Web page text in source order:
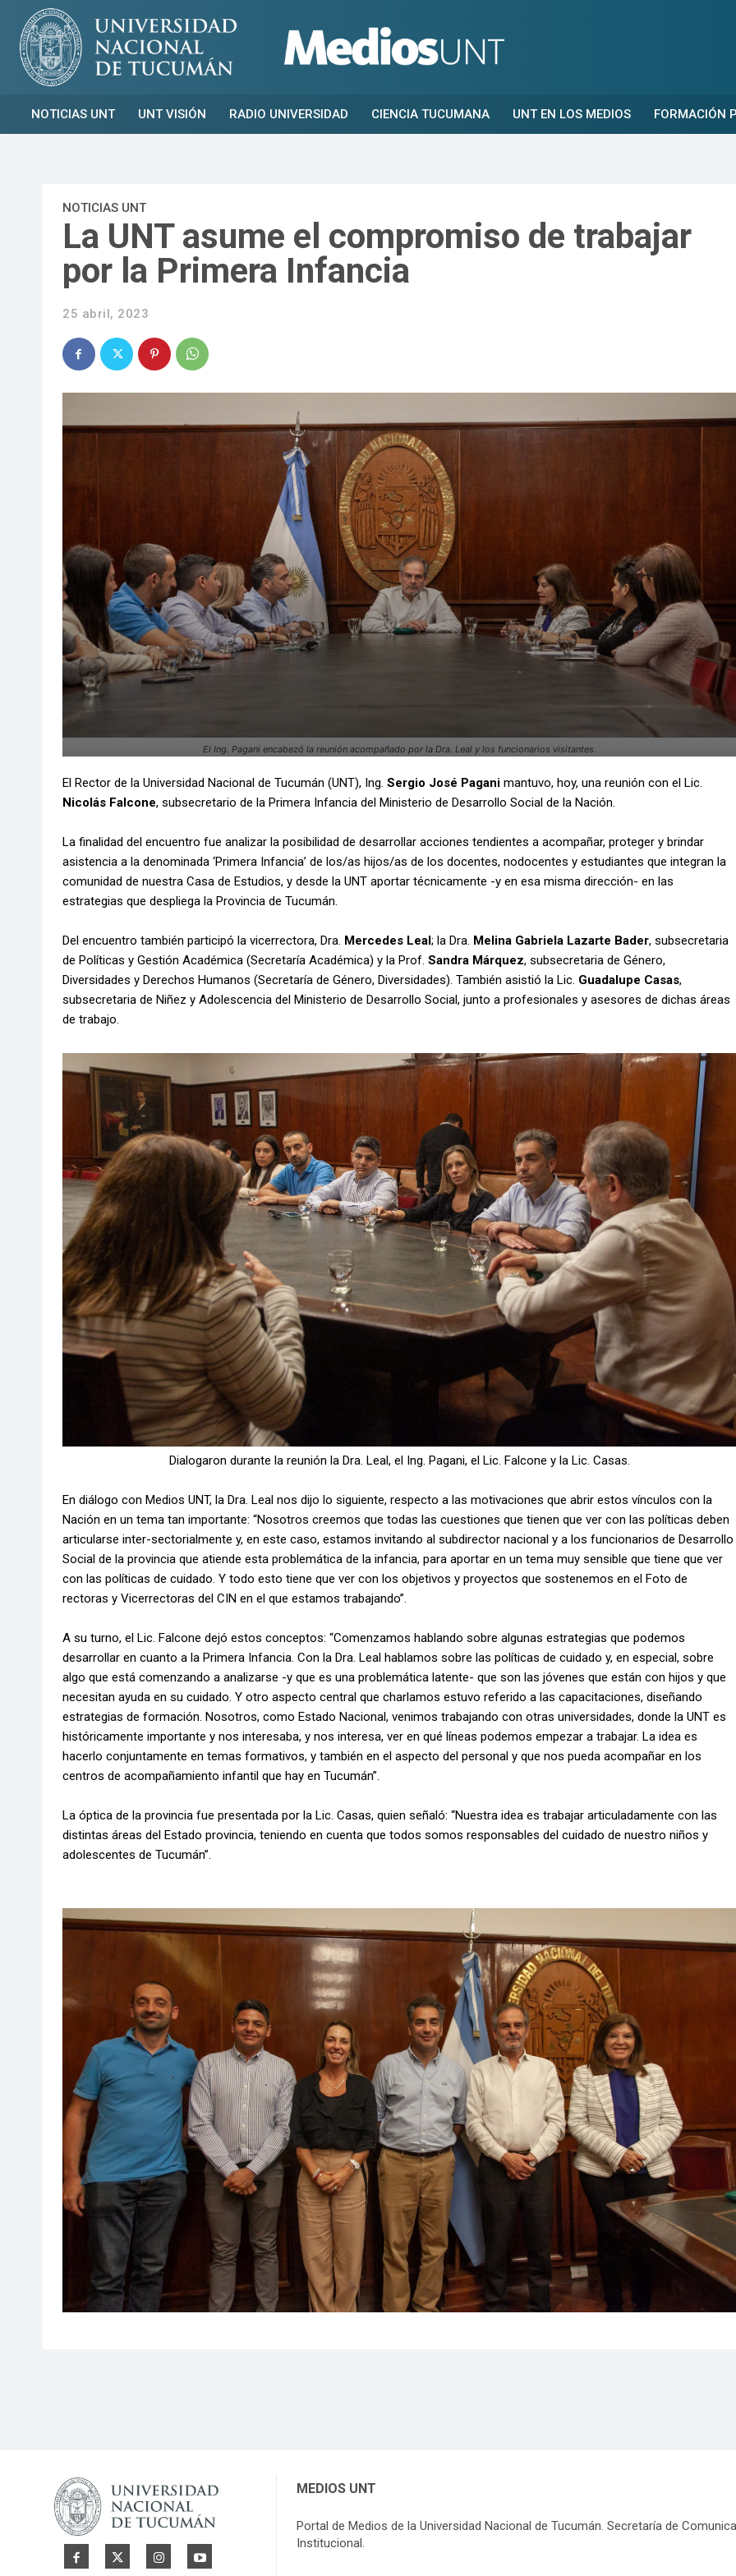
NOTICIAS UNT UNT VISIÓN RADIO UNIVERSIDAD CIENCIA TUCUMANA UNT EN LOS MEDIOS FORMACIÓN
NOTICIAS UNT
La UNT asume el compromiso de trabajar
por la Primera Infancia
25 abril, 2023
El Ing. Pagani encabezó la reunión acompañado por la Dra. Leal y los funcionarios visitantes.
El Rector de la Universidad Nacional de Tucumán (UNT), Ing. Sergio José Pagani mantuvo, hoy, una reunión con el Lic.
Nicolás Falcone, subsecretario de la Primera Infancia del Ministerio de Desarrollo Social de la Nación.
La finalidad del encuentro fue analizar la posibilidad de desarrollar acciones tendientes a acompañar, proteger y brindar
asistencia a la denominada ‘Primera Infancia’ de los/as hijos/as de los docentes, nodocentes y estudiantes que integran la
comunidad de nuestra Casa de Estudios, y desde la UNT aportar técnicamente -y en esa misma dirección- en las
estrategias que despliega la Provincia de Tucumán.
Del encuentro también participó la vicerrectora, Dra. Mercedes Leal ; la Dra. Melina Gabriela Lazarte Bader, subsecretaria
de Políticas y Gestión Académica (Secretaría Académica) y la Prof. Sandra Márquez, subsecretaria de Género,
Diversidades y Derechos Humanos (Secretaría de Género, Diversidades). También asistió la Lic. Guadalupe Casas,
subsecretaria de Niñez y Adolescencia del Ministerio de Desarrollo Social, junto a profesionales y asesores de dichas áreas
de trabajo.
Dialogaron durante la reunión la Dra. Leal, el Ing. Pagani, el Lic. Falcone y la Lic. Casas.
En diálogo con Medios UNT, la Dra. Leal nos dijo lo siguiente, respecto a las motivaciones que abrir estos vínculos con la
Nación en un tema tan importante: “Nosotros creemos que todas las cuestiones que tienen que ver con las políticas deben
articularse inter-sectorialmente y, en este caso, estamos invitando al subdirector nacional y a los funcionarios de Desarrollo
Social de la provincia que atiende esta problemática de la infancia, para aportar en un tema muy sensible que tiene que ver
con las políticas de cuidado. Y todo esto tiene que ver con los objetivos y proyectos que sostenemos en el Foto de
rectoras y Vicerrectoras del CIN en el que estamos trabajando”.
A su turno, el Lic. Falcone dejó estos conceptos: “Comenzamos hablando sobre algunas estrategias que podemos
desarrollar en cuanto a la Primera Infancia. Con la Dra. Leal hablamos sobre las políticas de cuidado y, en especial, sobre
algo que está comenzando a analizarse -y que es una problemática latente- que son las jóvenes que están con hijos y que
necesitan ayuda en su cuidado. Y otro aspecto central que charlamos estuvo referido a las capacitaciones, diseñando
estrategias de formación. Nosotros, como Estado Nacional, venimos trabajando con otras universidades, donde la UNT es
históricamente importante y nos interesaba, y nos interesa, ver en qué líneas podemos empezar a trabajar. La idea es
hacerlo conjuntamente en temas formativos, y también en el aspecto del personal y que nos pueda acompañar en los
centros de acompañamiento infantil que hay en Tucumán”.
La óptica de la provincia fue presentada por la Lic. Casas, quien señaló: “Nuestra idea es trabajar articuladamente con las
distintas áreas del Estado provincia, teniendo en cuenta que todos somos responsables del cuidado de nuestro niños y
adolescentes de Tucumán”.
MEDIOS UNT
Portal de Medios de la Universidad Nacional de Tucumán. Secretaría de
Institucional.